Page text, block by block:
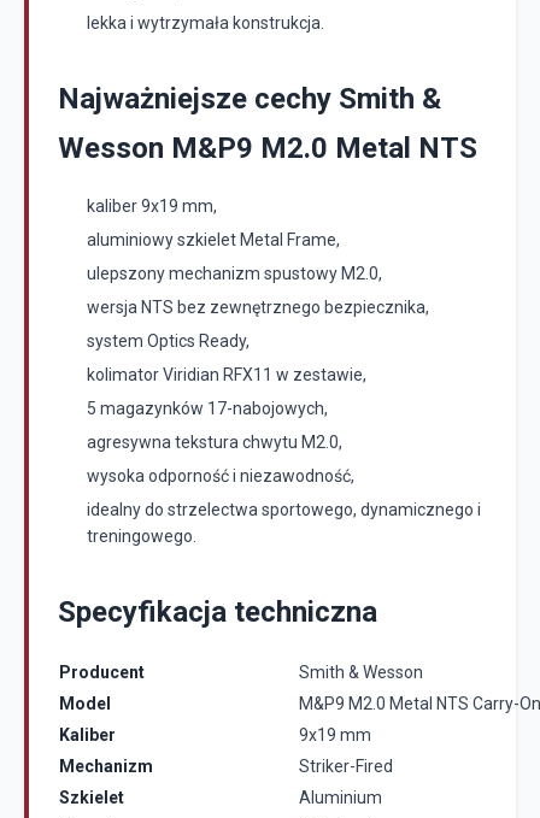
lekka i wytrzymała konstrukcja.
Najważniejsze cechy Smith &
Wesson M&P9 M2.0 Metal NTS
kaliber 9x19 mm,
aluminiowy szkielet Metal Frame,
ulepszony mechanizm spustowy M2.0,
wersja NTS bez zewnętrznego bezpiecznika,
system Optics Ready,
kolimator Viridian RFX11 w zestawie,
5 magazynków 17-nabojowych,
agresywna tekstura chwytu M2.0,
wysoka odporność i niezawodność,
idealny do strzelectwa sportowego, dynamicznego i
treningowego.
Specyfikacja techniczna
Producent
Smith & Wesson
Model
M&P9 M2.0 Metal NTS Carry-
Kaliber
9x19 mm
Mechanizm
Striker-Fired
Szkielet
Aluminium